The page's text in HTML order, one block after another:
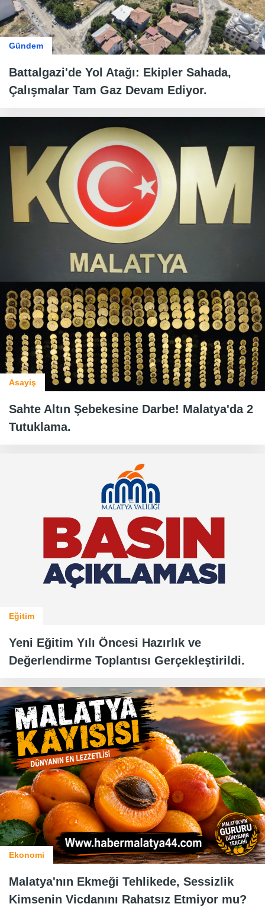
Gündem
Battalgazi'de Yol Atağı: Ekipler Sahada,
Çalışmalar Tam Gaz Devam Ediyor.
Asayiş
Sahte Altın Şebekesine Darbe! Malatya'da 2
Tutuklama.
Eğitim
Yeni Eğitim Yılı Öncesi Hazırlık ve
Değerlendirme Toplantısı Gerçekleştirildi.
Ekonomi
Malatya'nın Ekmeği Tehlikede, Sessizlik
Kimsenin Vicdanını Rahatsız Etmiyor mu?